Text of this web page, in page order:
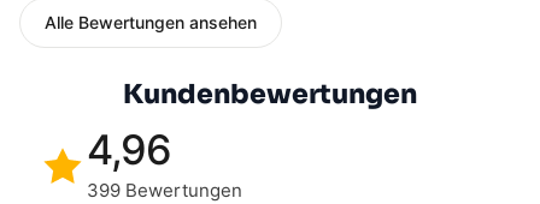
Alle Bewertungen ansehen
Kundenbewertungen
4,96
399 Bewertungen